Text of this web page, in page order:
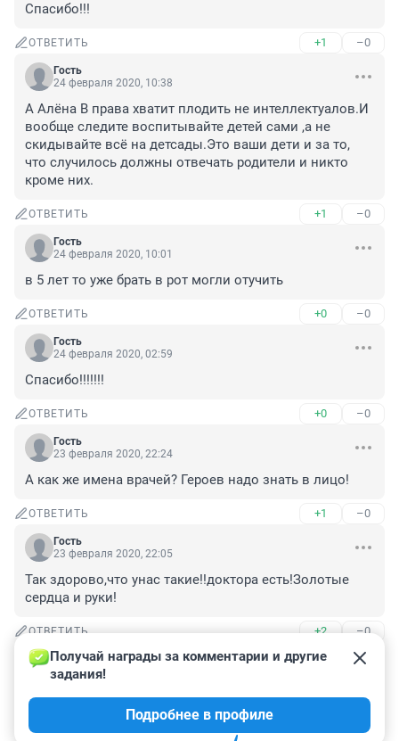
Спасибо!!!
ОТВЕТИТЬ +1 –0
Гость
24 февраля 2020, 10:38
А Алёна В права хватит плодить не интеллектуалов.И
вообще следите воспитывайте детей сами ,а не
скидывайте всё на детсады.Это ваши дети и за то,
что случилось должны отвечать родители и никто
кроме них.
ОТВЕТИТЬ +1 –0
Гость
24 февраля 2020, 10:01
в 5 лет то уже брать в рот могли отучить
ОТВЕТИТЬ +0 –0
Гость
24 февраля 2020, 02:59
Спасибо!!!!!!!
ОТВЕТИТЬ +0 –0
Гость
23 февраля 2020, 22:24
А как же имена врачей? Героев надо знать в лицо!
ОТВЕТИТЬ +1 –0
Гость
23 февраля 2020, 22:05
Так здорово,что унас такие!!доктора есть!Золотые
сердца и руки!
ОТВЕТИТЬ +2 –0
Гость
23 февраля 2020, 21:39
Неужели в ОКБ-2 и кого-то спасти могут? Слава богу!
А то одни негативные отзывы...
Получай награды за комментарии и другие
задания!
Подробнее в профиле